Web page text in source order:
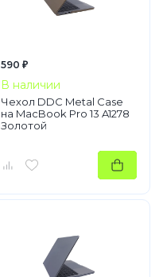
590 ₽
В наличии
Чехол DDC Metal Case
на MacBook Pro 13 A1278
Золотой